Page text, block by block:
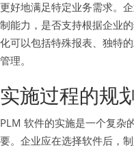
更好地满足特定业务需求。
制能力，是否支持根据企业
化可以包括特殊报表、独特
管理。
实施过程的规
PLM 软件的实施是一个复杂
要。企业应在选择软件后，